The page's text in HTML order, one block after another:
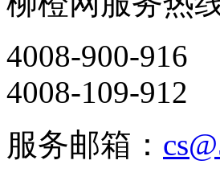
4008-900-916
4008-109-912
服务邮箱：